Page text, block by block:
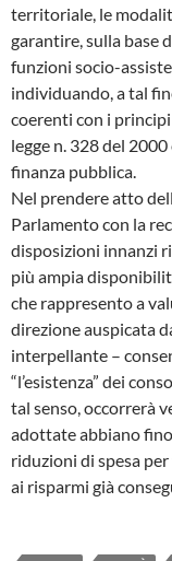
territoriale, le
garantire, sulla base
funzioni socio-
individuando, a tal
coerenti con i
legge n. 328 del
finanza pubblica.
Nel prendere atto
Parlamento con la
disposizioni innanzi
più ampia
che rappresento a
direzione auspicata
interpellante –
“l’esistenza” dei
tal senso, occorrerà
adottate abbiano
riduzioni di spesa
ai risparmi già